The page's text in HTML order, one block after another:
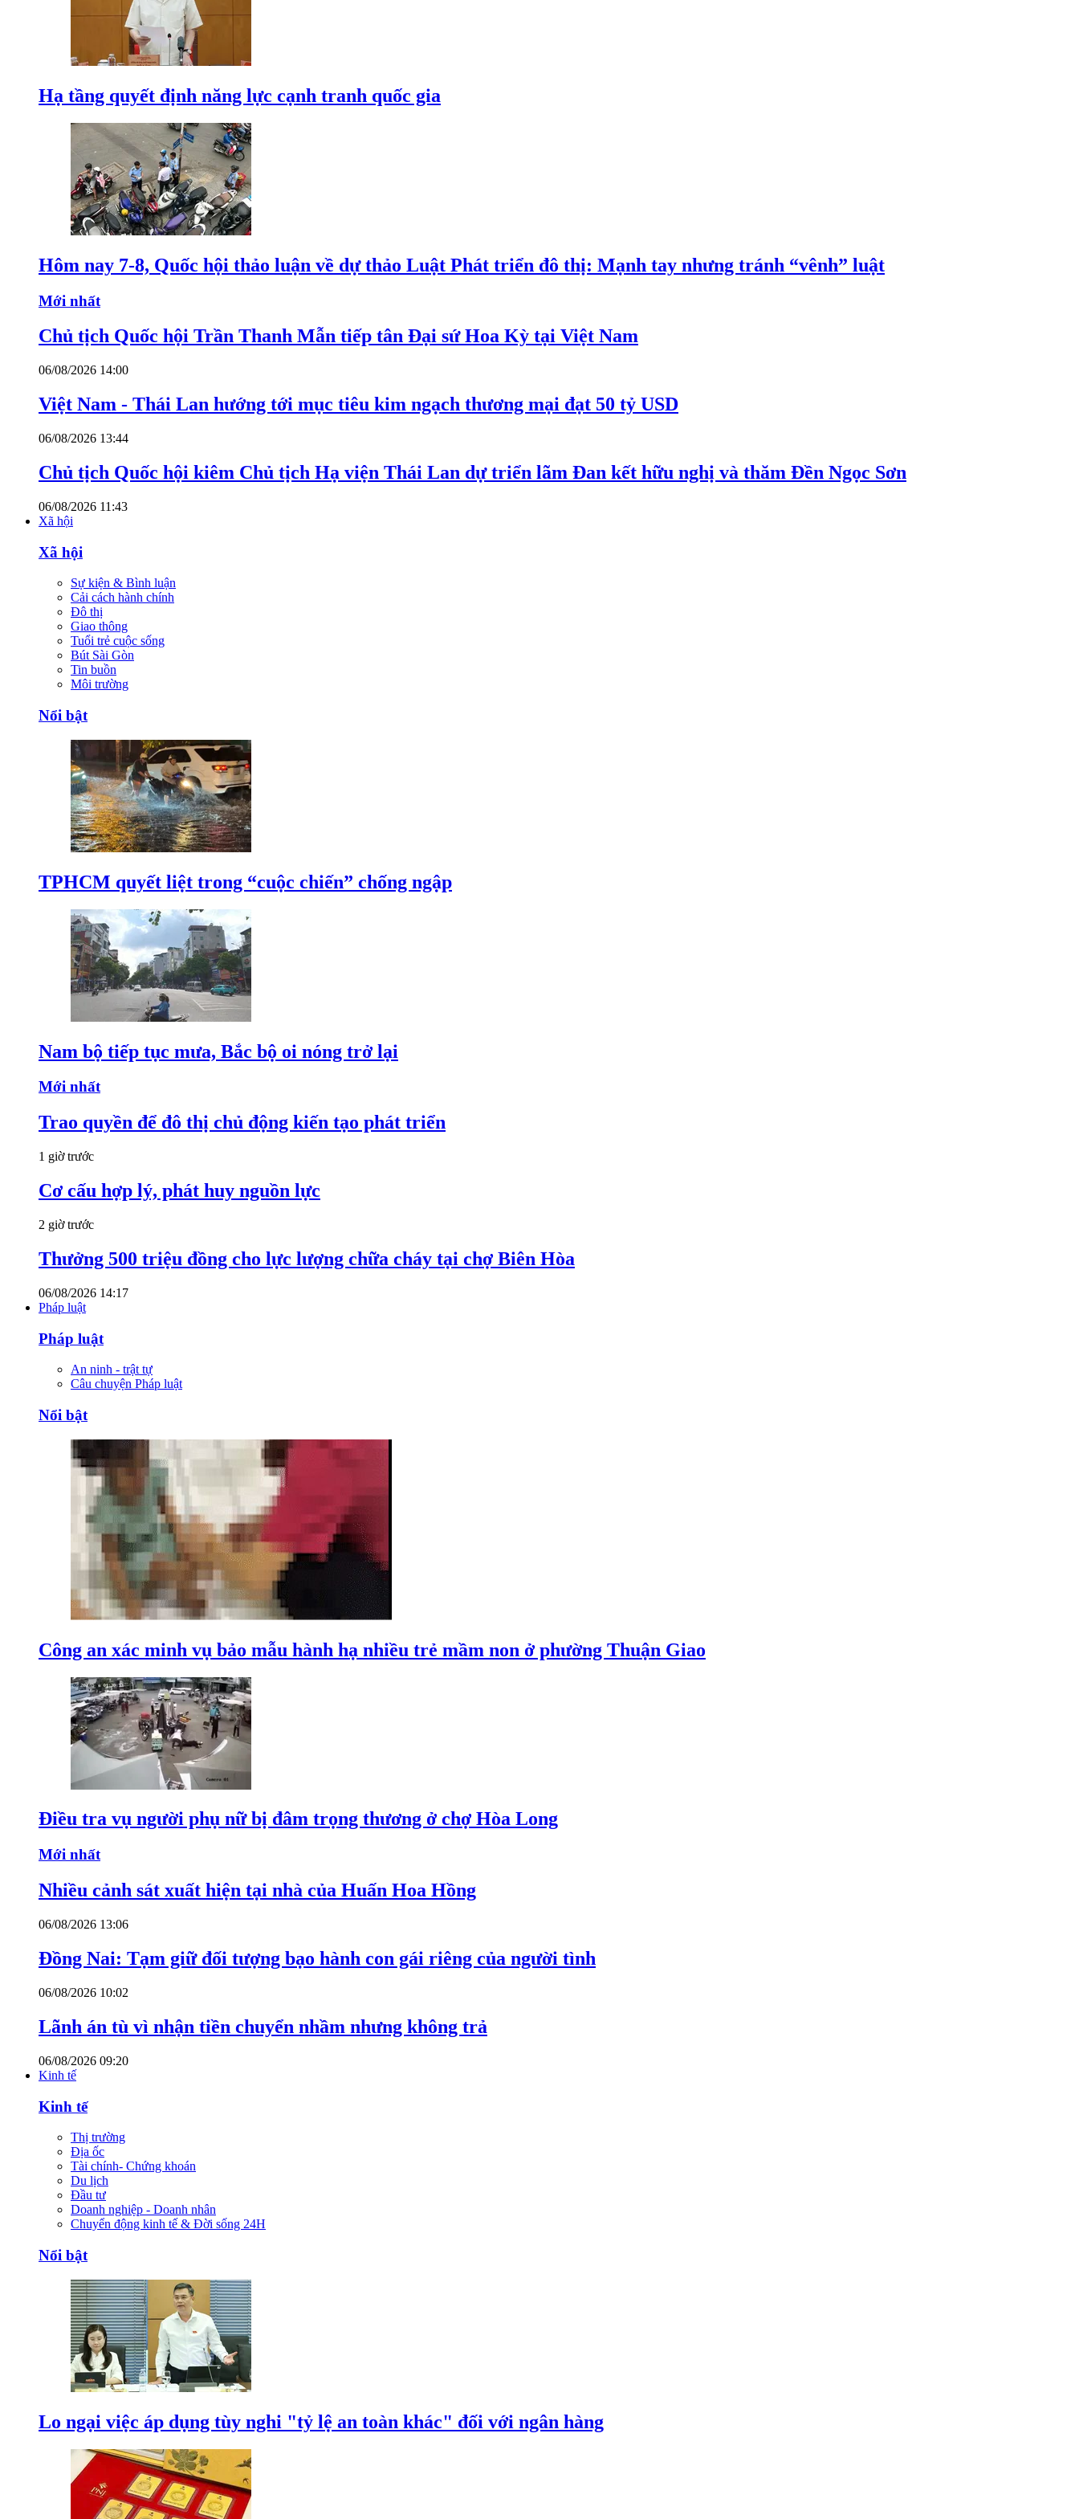
Hạ tầng quyết định năng lực cạnh tranh quốc gia
Hôm nay 7-8, Quốc hội thảo luận về dự thảo Luật Phát triển đô thị: Mạnh tay nhưng tránh “vênh” luật
Mới nhất
Chủ tịch Quốc hội Trần Thanh Mẫn tiếp tân Đại sứ Hoa Kỳ tại Việt Nam
06/08/2026 14:00
Việt Nam - Thái Lan hướng tới mục tiêu kim ngạch thương mại đạt 50 tỷ USD
06/08/2026 13:44
Chủ tịch Quốc hội kiêm Chủ tịch Hạ viện Thái Lan dự triển lãm Đan kết hữu nghị và thăm Đền Ngọc Sơn
06/08/2026 11:43
Xã hội
Xã hội
Sự kiện & Bình luận
Cải cách hành chính
Đô thị
Giao thông
Tuổi trẻ cuộc sống
Bút Sài Gòn
Tin buồn
Môi trường
Nổi bật
TPHCM quyết liệt trong “cuộc chiến” chống ngập
Nam bộ tiếp tục mưa, Bắc bộ oi nóng trở lại
Mới nhất
Trao quyền để đô thị chủ động kiến tạo phát triển
1 giờ trước
Cơ cấu hợp lý, phát huy nguồn lực
2 giờ trước
Thưởng 500 triệu đồng cho lực lượng chữa cháy tại chợ Biên Hòa
06/08/2026 14:17
Pháp luật
Pháp luật
An ninh - trật tự
Câu chuyện Pháp luật
Nổi bật
Công an xác minh vụ bảo mẫu hành hạ nhiều trẻ mầm non ở phường Thuận Giao
Điều tra vụ người phụ nữ bị đâm trọng thương ở chợ Hòa Long
Mới nhất
Nhiều cảnh sát xuất hiện tại nhà của Huấn Hoa Hồng
06/08/2026 13:06
Đồng Nai: Tạm giữ đối tượng bạo hành con gái riêng của người tình
06/08/2026 10:02
Lãnh án tù vì nhận tiền chuyển nhầm nhưng không trả
06/08/2026 09:20
Kinh tế
Kinh tế
Thị trường
Địa ốc
Tài chính- Chứng khoán
Du lịch
Đầu tư
Doanh nghiệp - Doanh nhân
Chuyển động kinh tế & Đời sống 24H
Nổi bật
Lo ngại việc áp dụng tùy nghi "tỷ lệ an toàn khác" đối với ngân hàng